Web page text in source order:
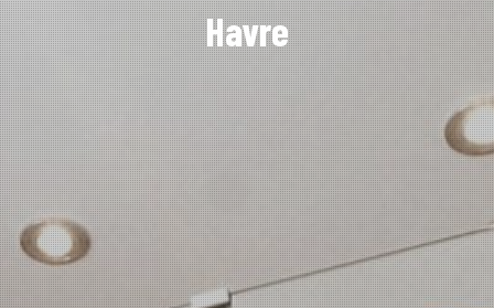
Havre